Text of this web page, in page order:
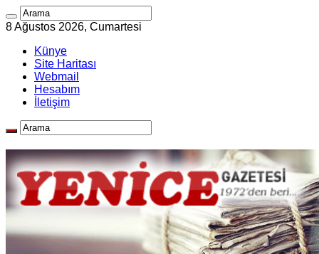
8 Ağustos 2026, Cumartesi
Künye
Site Haritası
Webmail
Hesabım
İletişim